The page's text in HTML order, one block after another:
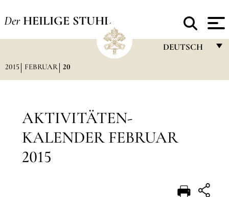
Der HEILIGE STUHL
DEUTSCH
POLSKI
2015 FEBRUAR 20
AKTIVITÄTEN-
KALENDER FEBRUAR
2015